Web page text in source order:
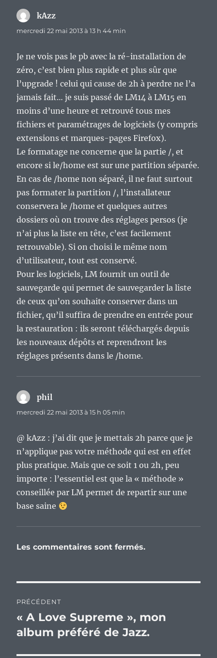
kAzz
mercredi 22 mai 2013 à 13 h 44 min
Je ne vois pas le pb avec la ré-installation de
zéro, c’est bien plus rapide et plus sûr que
l’upgrade ! celui qui cause de 2h à perdre ne l’a
jamais fait… je suis passé de LM14 à LM15 en
moins d’une heure et retrouvé tous mes
fichiers et paramétrages de logiciels (y compris
extensions et marques-pages Firefox).
Le formatage ne concerne que la partie /, et
encore si le/home est sur une partition séparée.
En cas de /home non séparé, il ne faut surtout
pas formater la partition /, l’installateur
conservera le /home et quelques autres
dossiers où on trouve des réglages persos (je
n’ai plus la liste en tête, c’est facilement
retrouvable). Si on choisi le même nom
d’utilisateur, tout est conservé.
Pour les logiciels, LM fournit un outil de
sauvegarde qui permet de sauvegarder la liste
de ceux qu’on souhaite conserver dans un
fichier, qu’il suffira de prendre en entrée pour
la restauration : ils seront téléchargés depuis
les nouveaux dépôts et reprendront les
réglages présents dans le /home.
phil
mercredi 22 mai 2013 à 15 h 05 min
@ kAzz : j’ai dit que je mettais 2h parce que je
n’applique pas votre méthode qui est en effet
plus pratique. Mais que ce soit 1 ou 2h, peu
importe : l’essentiel est que la « méthode »
conseillée par LM permet de repartir sur une
base saine
Les commentaires sont fermés.
de
l’article
PRÉCÉDENT
Publication
précédente :
« A Love Supreme », mon
album préféré de Jazz.